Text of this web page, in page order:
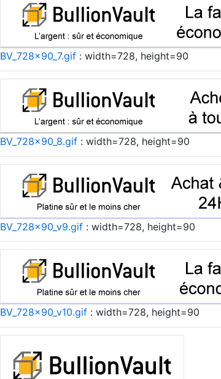
BV_728x90_7.gif : width=728, height=90
BV_728x90_8.gif : width=728, height=90
BV_728x90_v9.gif : width=728, height=90
BV_728x90_v10.gif : width=728, height=90